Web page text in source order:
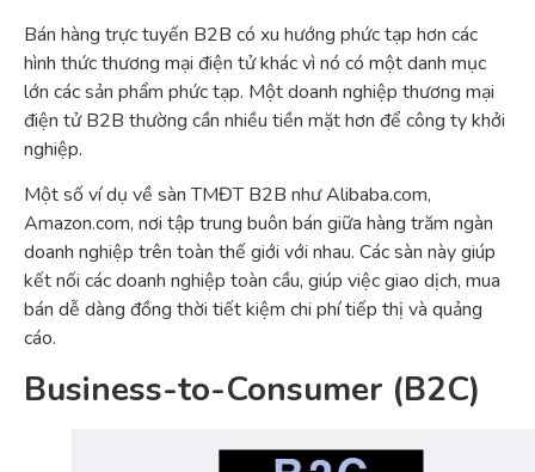
Bán hàng trực tuyến B2B có xu hướng phức tạp hơn các
hình thức thương mại điện tử khác vì nó có một danh mục
lớn các sản phẩm phức tạp. Một doanh nghiệp thương mại
điện tử B2B thường cần nhiều tiền mặt hơn để công ty khởi
nghiệp.
Một số ví dụ về sàn TMĐT B2B như Alibaba.com,
Amazon.com, nơi tập trung buôn bán giữa hàng trăm ngàn
doanh nghiệp trên toàn thế giới với nhau. Các sàn này giúp
kết nối các doanh nghiệp toàn cầu, giúp việc giao dịch, mua
bán dễ dàng đồng thời tiết kiệm chi phí tiếp thị và quảng
cáo.
Business-to-Consumer (B2C)